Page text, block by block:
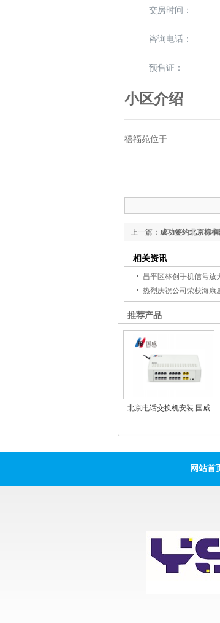
交房时间：
咨询电话：
预售证：
小区介绍
禧福苑位于
上一篇： 成功签约北京棕
相关资讯
热烈庆祝公司荣获海康
推荐产品
北京电话交换机安装 国威
网站首